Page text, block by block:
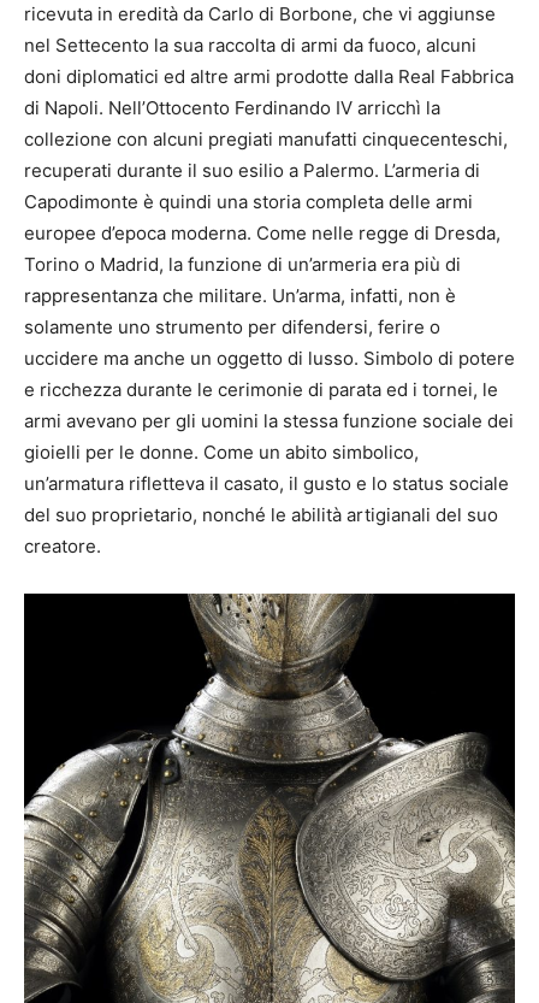
ricevuta in eredità da Carlo di Borbone, che vi aggiunse
nel Settecento la sua raccolta di armi da fuoco, alcuni
doni diplomatici ed altre armi prodotte dalla Real Fabbrica
di Napoli. Nell’Ottocento Ferdinando IV arricchì la
collezione con alcuni pregiati manufatti cinquecenteschi,
recuperati durante il suo esilio a Palermo. L’armeria di
Capodimonte è quindi una storia completa delle armi
europee d’epoca moderna. Come nelle regge di Dresda,
Torino o Madrid, la funzione di un’armeria era più di
rappresentanza che militare. Un’arma, infatti, non è
solamente uno strumento per difendersi, ferire o
uccidere ma anche un oggetto di lusso. Simbolo di potere
e ricchezza durante le cerimonie di parata ed i tornei, le
armi avevano per gli uomini la stessa funzione sociale dei
gioielli per le donne. Come un abito simbolico,
un’armatura rifletteva il casato, il gusto e lo status sociale
del suo proprietario, nonché le abilità artigianali del suo
creatore.